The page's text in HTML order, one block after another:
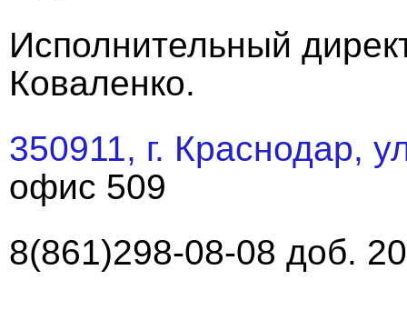
Исполнительный
Коваленко.
350911, г. Краснодар,
офис 509
8(861)298-08-08 доб.